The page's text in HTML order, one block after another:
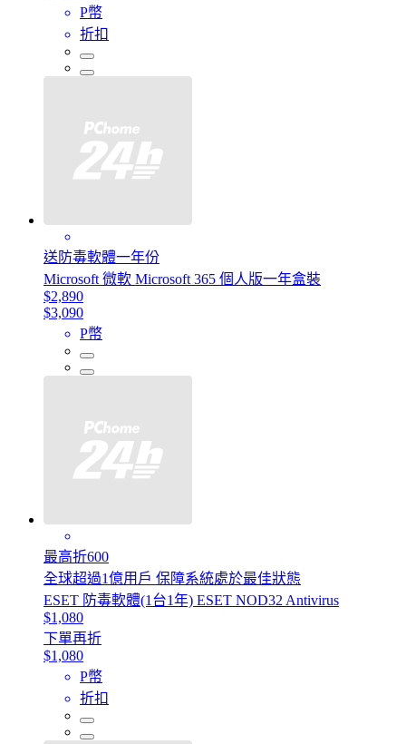
P幣
折扣
送防毒軟體一年份
Microsoft 微軟 Microsoft 365 個人版一年盒裝
$2,890
$3,090
P幣
最高折600
全球超過1億用戶 保障系統處於最佳狀態
ESET 防毒軟體(1台1年) ESET NOD32 Antivirus
$1,080
下單再折
$1,080
P幣
折扣